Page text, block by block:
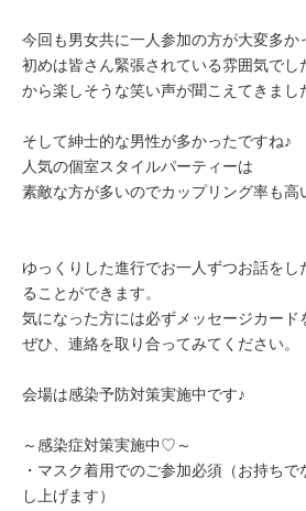
今回も男女共に一人参加の方が大変多か
初めは皆さん緊張されている雰囲気でし
から楽しそうな笑い声が聞こえてきまし
そして紳士的な男性が多かったですね♪
人気の個室スタイルパーティーは
素敵な方が多いのでカップリング率も高
ゆっくりした進行でお一人ずつお話をし
ることができます。
気になった方には必ずメッセージカード
ぜひ、連絡を取り合ってみてください。
会場は感染予防対策実施中です♪
～感染症対策実施中♡～
・マスク着用でのご参加必須（お持ち
し上げます）